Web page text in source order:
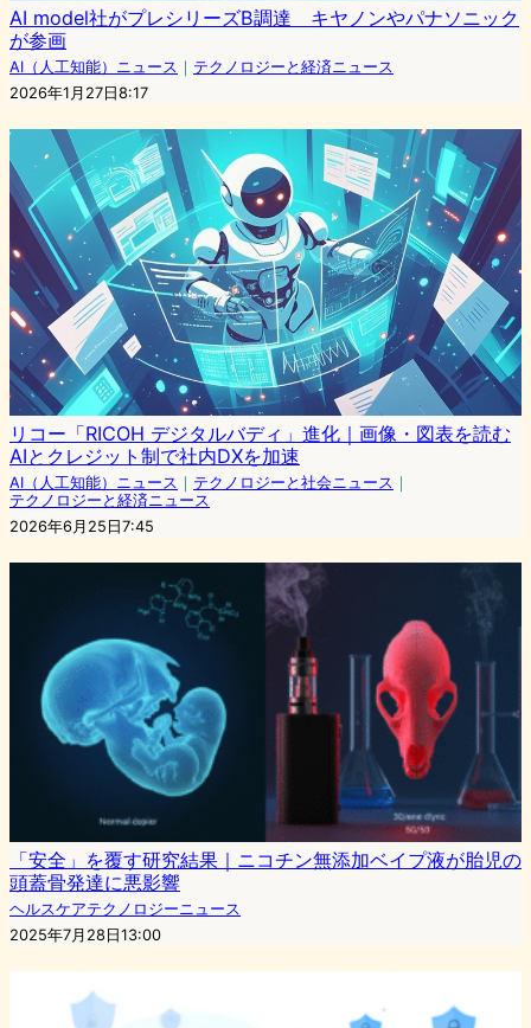
AI model社がプレシリーズB調達 キヤノンやパナソニック
が参画
AI（人工知能）ニュース ｜ テクノロジーと経済ニュース
2026年1月27日8:17
リコー「RICOH デジタルバディ」進化｜画像・図表を読む
AIとクレジット制で社内DXを加速
AI（人工知能）ニュース ｜ テクノロジーと社会ニュース ｜
テクノロジーと経済ニュース
2026年6月25日7:45
「安全」を覆す研究結果｜ニコチン無添加ベイプ液が胎児の
頭蓋骨発達に悪影響
ヘルスケアテクノロジーニュース
2025年7月28日13:00